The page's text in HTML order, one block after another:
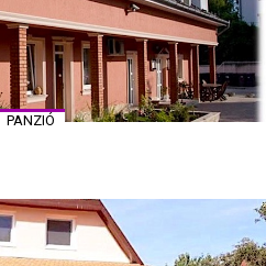
PANZIÓ